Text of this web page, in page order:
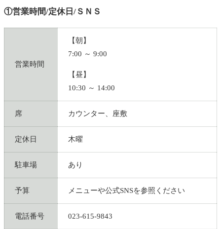
①営業時間/定休日/ＳＮＳ
営業時間
【朝】
7:00 ～ 9:00
【昼】
10:30 ～ 14:00
席 カウンター、座敷
定休日 木曜
駐車場 あり
予算 メニューや公式SNSを参照ください
電話番号 023-615-9843